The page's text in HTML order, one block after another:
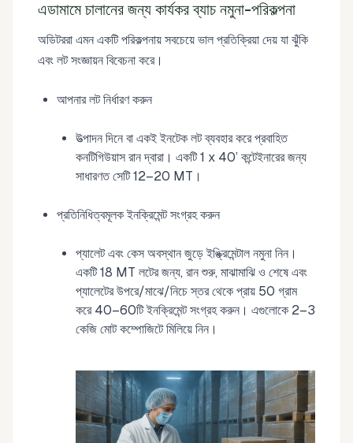
এডামামে চালানের জন্য কার্যকর ব্যাচ নমুনা-পরিকল্পনা
অডিটররা এমন একটি পরিকল্পনায় সবচেয়ে ভাল প্রতিক্রিয়া দেয় যা ঝুঁকি
এবং লট সংজ্ঞায়ন বিবেচনা করে।
আপনার লট নির্ধারণ করুন
উত্পাদন দিনে বা একই ইনটেক লট ব্যবহার করে প্রবাহিত
কনটিগিউয়াস রান দ্বারা। একটি 1 x 40’ কন্টেইনারের জন্য
সাধারণত সেটি 12–20 MT।
প্রতিনিধিত্বমূলক ইনক্রিমেন্ট সংগ্রহ করুন
প্যালেট এবং কেস অবস্থান জুড়ে ইঙ্ক্রিমেন্টাল নমুনা নিন।
একটি 18 MT লটের জন্য, রান শুরু, মাঝামাঝি ও শেষে এবং
প্যালেটের উপরে/মাঝে/নিচে স্তর থেকে প্রায় 50 গ্রাম
করে 40–60টি ইনক্রিমেন্ট সংগ্রহ করুন। এগুলোকে 2–3
কেজি মোট কম্পোজিটে মিলিয়ে নিন।